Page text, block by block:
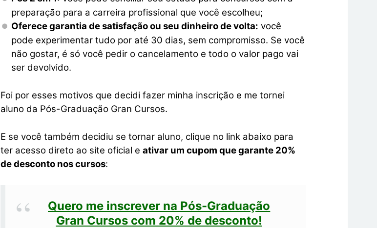
preparação para a carreira profissional que você escolheu;
Oferece garantia de satisfação ou seu dinheiro de volta: você
pode experimentar tudo por até 30 dias, sem compromisso. Se você
não gostar, é só você pedir o cancelamento e todo o valor pago vai
ser devolvido.
Foi por esses motivos que decidi fazer minha inscrição e me tornei
aluno da Pós-Graduação Gran Cursos.
E se você também decidiu se tornar aluno, clique no link abaixo para
ter acesso direto ao site oficial eativar um cupom que garante 20%
de desconto nos cursos:
Quero me inscrever na Pós-Graduação
Gran Cursos com 20% de desconto!